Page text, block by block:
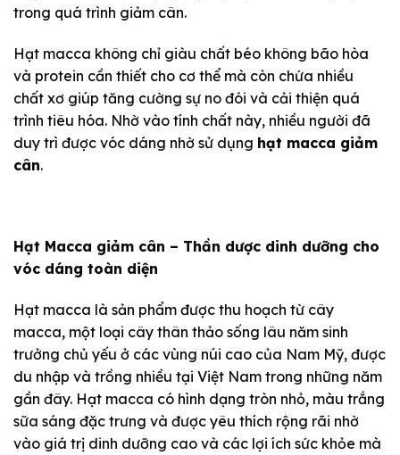
trong quá trình giảm cân.
Hạt macca không chỉ giàu chất béo không bão hòa
và protein cần thiết cho cơ thể mà còn chứa nhiều
chất xơ giúp tăng cường sự no đói và cải thiện quá
trình tiêu hóa. Nhờ vào tính chất này, nhiều người đã
duy trì được vóc dáng nhờ sử dụng hạt macca giảm
cân.
Hạt Macca giảm cân – Thần dược dinh dưỡng cho
vóc dáng toàn diện
Hạt macca là sản phẩm được thu hoạch từ cây
macca, một loại cây thân thảo sống lâu năm sinh
trưởng chủ yếu ở các vùng núi cao của Nam Mỹ, được
du nhập và trồng nhiều tại Việt Nam trong những năm
gần đây. Hạt macca có hình dạng tròn nhỏ, màu trắng
sữa sáng đặc trưng và được yêu thích rộng rãi nhờ
vào giá trị dinh dưỡng cao và các lợi ích sức khỏe mà